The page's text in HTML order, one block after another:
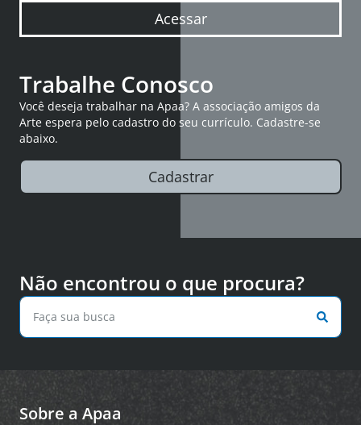
Acessar
Trabalhe Conosco
Você deseja trabalhar na Apaa? A associação amigos da
Arte espera pelo cadastro do seu currículo. Cadastre-se
abaixo.
Cadastrar
Não encontrou o que procura?
Sobre a Apaa